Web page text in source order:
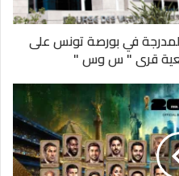
في بورصة تونس على
قرى " س وس "